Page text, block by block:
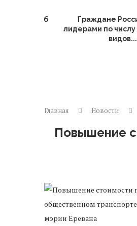
Граждане России
лидерами по числу
видов...
Главная Новости
Повышение